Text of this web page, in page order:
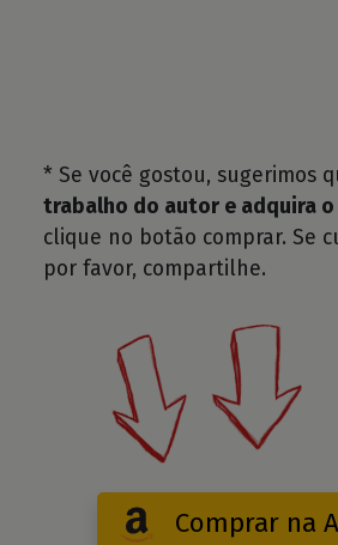
* Se você gostou, sugerimos
trabalho do autor e adquira
clique no botão comprar. Se
por favor, compartilhe.
Comprar na